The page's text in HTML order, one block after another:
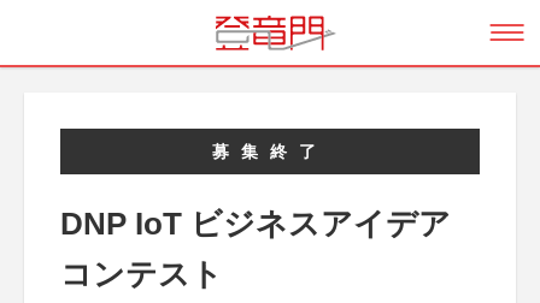
募集終了
DNP IoT ビジネスアイデア
コンテスト